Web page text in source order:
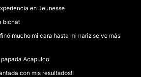
en Jeunesse
bichat
mucho mi cara hasta mi nariz se ve más
Acapulco
con mis resultados!!